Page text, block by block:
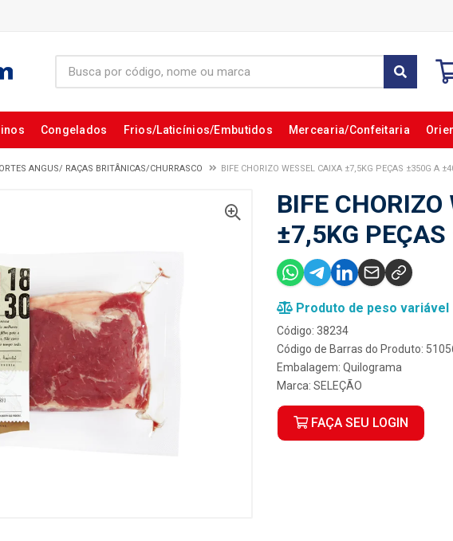
Congelados Frios/Laticínios/Embutidos Mercearia/Confeitaria
ANGUS/ RAÇAS BRITÂNICAS/CHURRASCO BIFE CHORIZO WESSEL CAIXA ±7,5KG PEÇAS ±350G A
BIFE
±7,5KG
Produto de peso variável
Código: 38234
Código de Barras do Produto:
Embalagem: Quilograma
Marca: SELEÇÃO
FAÇA SEU LOGIN